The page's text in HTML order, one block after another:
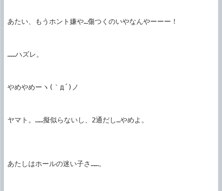
あたい、もうホント嫌や…傷つくのいやなんやーーー！
……ハズレ。
やめやめーヽ(｀д´)ノ
ヤマト。……擬似らないし、2通だし…やめよ。
あたしはホールの迷い子さ……。